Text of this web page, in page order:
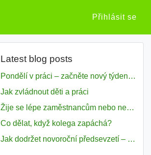
Přihlásit se
Latest blog posts
Pondělí v práci – začněte nový týden s motivací
Jak zvládnout děti a práci
Žije se lépe zaměstnancům nebo nezavislým pracovníkům
Co dělat, když kolega zapáchá?
Jak dodržet novoroční předsevzetí – naše tipy pro dobrý začátek roku 2018